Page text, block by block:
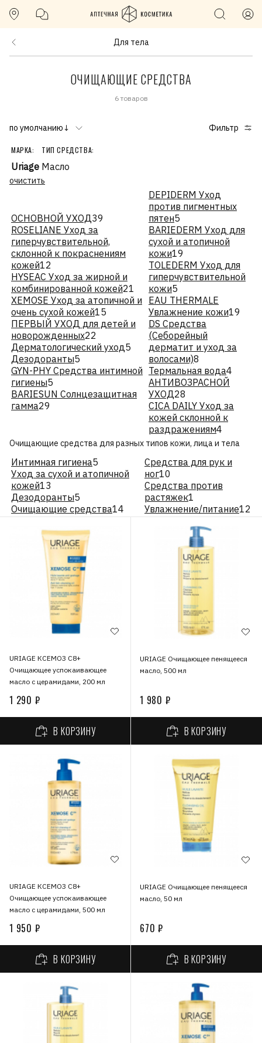
Для тела
ОЧИЩАЮЩИЕ СРЕДСТВА
6 товаров
по умолчанию↓ Фильтр
МАРКА:
Uriage
ТИП СРЕДСТВА:
Масло
очистить
ОСНОВНОЙ УХОД39
ROSELIANE Уход за
гиперчувствительной,
склонной к покраснениям
кожей12
HYSEAC Уход за жирной и
комбинированной кожей21
XEMOSE Уход за атопичной и
очень сухой кожей15
ПЕРВЫЙ УХОД для детей и
новорожденных22
Дерматологический уход5
Дезодоранты5
GYN-PHY Средства интимной
гигиены5
BARIESUN Солнцезащитная
гамма29
DEPIDERM Уход
против пигментных
пятен5
BARIEDERM Уход для
сухой и атопичной
кожи19
TOLEDERM Уход для
гиперчувствительной
кожи5
EAU THERMALE
Увлажнение кожи19
DS Средства
(Себорейный
дерматит и уход за
волосами)8
Термальная вода4
АНТИВОЗРАСНОЙ
УХОД28
CICA DAILY Уход за
кожей склонной к
раздражениям4
Очищающие средства для разных типов кожи, лица и тела
Интимная гигиена5
Уход за сухой и атопичной
кожей13
Дезодоранты5
Очищающие средства14
Средства для рук и
ног10
Средства против
растяжек1
Увлажнение/питание12
URIAGE КСЕМОЗ С8+
Очищающее успокаивающее
масло с церамидами, 200 мл
1 290 ₽
В КОРЗИНУ
URIAGE Очищающее пенящееся
масло, 500 мл
1 980 ₽
В КОРЗИНУ
URIAGE КСЕМОЗ С8+
Очищающее успокаивающее
масло с церамидами, 500 мл
1 950 ₽
В КОРЗИНУ
URIAGE Очищающее пенящееся
масло, 50 мл
670 ₽
В КОРЗИНУ